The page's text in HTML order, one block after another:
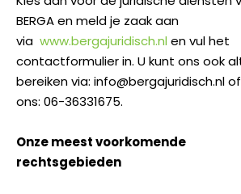
BERGA en meld je zaak aan
via www.bergajuridisch.nl en vul het
contactformulier in. U kunt ons ook
bereiken via: info@bergajuridisch.nl
ons: 06-36331675.
Onze meest voorkomende
rechtsgebieden